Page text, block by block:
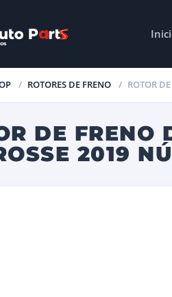
ROTORES DE FRENO ROTOR
DE FRENO
2019